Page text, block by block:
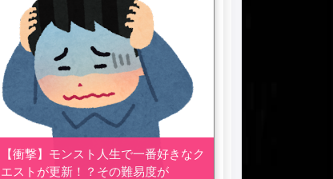
【衝撃】モンスト人生で一番好きなク
エストが更新！？その難易度が